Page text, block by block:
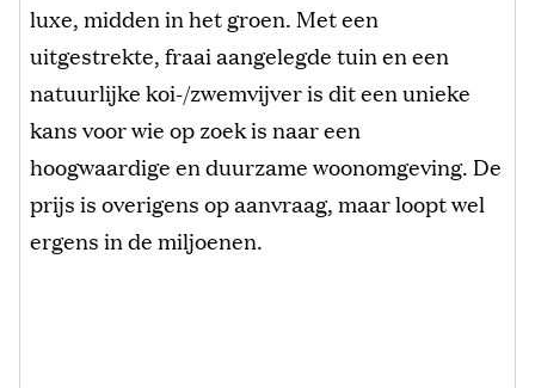
luxe, midden in het groen. Met een
uitgestrekte, fraai aangelegde tuin en een
natuurlijke koi-/zwemvijver is dit een unieke
kans voor wie op zoek is naar een
hoogwaardige en duurzame woonomgeving. De
prijs is overigens op aanvraag, maar loopt wel
ergens in de miljoenen.